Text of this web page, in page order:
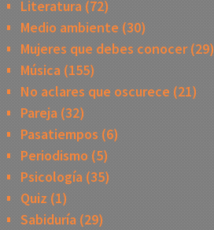
Literatura(72)
Medio ambiente (30)
Mujeres que debes conocer(29)
Música(155)
No aclares que oscurece (21)
Pareja(32)
Pasatiempos (6)
Periodismo (5)
Psicología(35)
Quiz (1)
Sabiduría(29)